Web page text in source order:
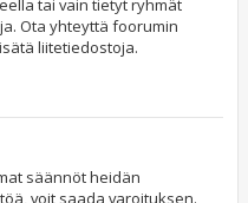
tai vain tietyt ryhmät
Ota yhteyttä foorumin
liitetiedostoja.
säännöt heidän
voit saada varoituksen.